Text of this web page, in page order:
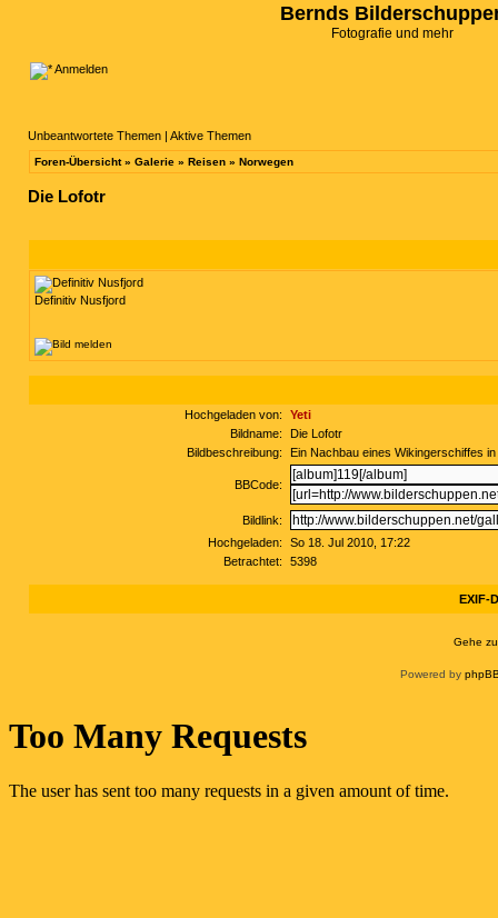
Bernds
Fotografie und mehr
Anmelden
Unbeantwortete Themen | Aktive Themen
Foren-Übersicht» Galerie » Reisen » Norwegen
Die Lofotr
Definitiv Nusfjord
Hochgeladen von:
Yeti
Bildname:
Die Lofotr
Bildbeschreibung:
Ein Nachbau eines Wikingerschiffes
BBCode:
Bildlink:
Hochgeladen:
So 18. Jul 2010, 17:22
Betrachtet:
5398
EXIF-
Gehe
Powered by